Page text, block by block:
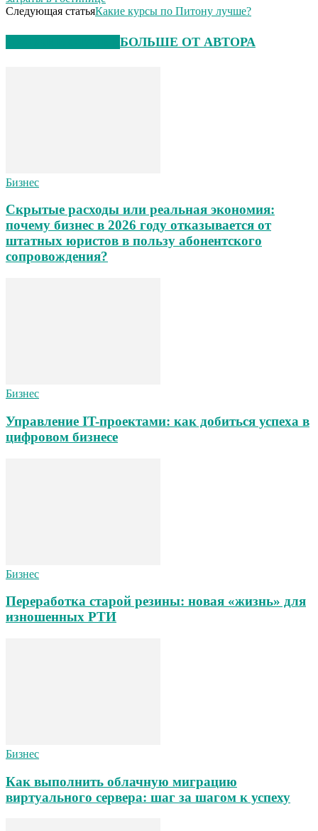
Следующая статьяКакие курсы по Питону лучше?
БОЛЬШЕ ОТ АВТОРА
Бизнес
Скрытые расходы или реальная экономия:
почему бизнес в 2026 году отказывается от
штатных юристов в пользу абонентского
сопровождения?
Бизнес
Управление IT-проектами: как добиться успеха в
цифровом бизнесе
Бизнес
Переработка старой резины: новая «жизнь» для
изношенных РТИ
Бизнес
Как выполнить облачную миграцию
виртуального сервера: шаг за шагом к успеху